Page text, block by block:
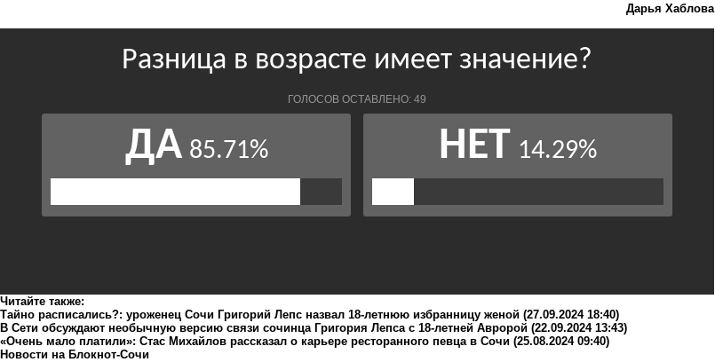
Дарья Хаблова
Читайте также:
Тайно расписались?: уроженец Сочи Григорий Лепс назвал 18-летнюю избранницу женой (27.09.2024 18:40)
В Сети обсуждают необычную версию связи сочинца Григория Лепса с 18-летней Авророй (22.09.2024 13:43)
«Очень мало платили»: Стас Михайлов рассказал о карьере ресторанного певца в Сочи (25.08.2024 09:40)
Новости на Блoкнoт-Сочи